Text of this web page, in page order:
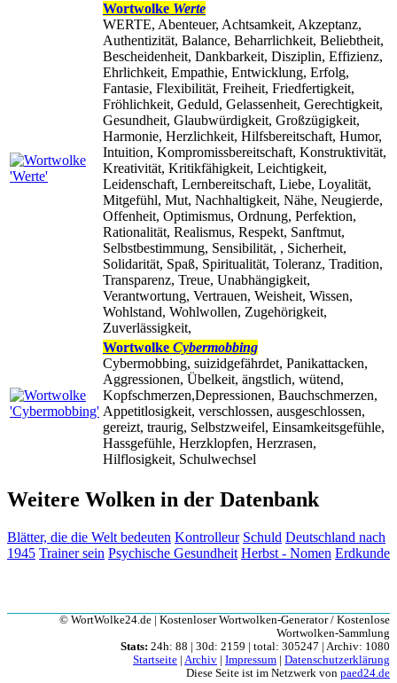
Wortwolke Werte
WERTE, Abenteuer, Achtsamkeit, Akzeptanz,
Authentizität, Balance, Beharrlichkeit, Beliebtheit,
Bescheidenheit, Dankbarkeit, Disziplin, Effizienz,
Ehrlichkeit, Empathie, Entwicklung, Erfolg,
Fantasie, Flexibilität, Freiheit, Friedfertigkeit,
Fröhlichkeit, Geduld, Gelassenheit, Gerechtigkeit,
Gesundheit, Glaubwürdigkeit, Großzügigkeit,
Harmonie, Herzlichkeit, Hilfsbereitschaft, Humor,
Intuition, Kompromissbereitschaft, Konstruktivität,
Kreativität, Kritikfähigkeit, Leichtigkeit,
Leidenschaft, Lernbereitschaft, Liebe, Loyalität,
Mitgefühl, Mut, Nachhaltigkeit, Nähe, Neugierde,
Offenheit, Optimismus, Ordnung, Perfektion,
Rationalität, Realismus, Respekt, Sanftmut,
Selbstbestimmung, Sensibilität, , Sicherheit,
Solidarität, Spaß, Spiritualität, Toleranz, Tradition,
Transparenz, Treue, Unabhängigkeit,
Verantwortung, Vertrauen, Weisheit, Wissen,
Wohlstand, Wohlwollen, Zugehörigkeit,
Zuverlässigkeit,
Wortwolke Cybermobbing
Cybermobbing, suizidgefährdet, Panikattacken,
Aggressionen, Übelkeit, ängstlich, wütend,
Kopfschmerzen,Depressionen, Bauchschmerzen,
Appetitlosigkeit, verschlossen, ausgeschlossen,
gereizt, traurig, Selbstzweifel, Einsamkeitsgefühle,
Hassgefühle, Herzklopfen, Herzrasen,
Hilflosigkeit, Schulwechsel
Weitere Wolken in der Datenbank
Blätter, die die Welt bedeuten Kontrolleur Schuld Deutschland nach
1945 Trainer sein Psychische Gesundheit Herbst - Nomen Erdkunde
© WortWolke24.de | Kostenloser Wortwolken-Generator / Kostenlose
Wortwolken-Sammlung
Stats: 24h: 88 | 30d: 2159 | total: 305247 | Archiv: 1080
Startseite Archiv Impressum
Datenschutzerklärung
Diese Seite ist im Netzwerk von paed24.de